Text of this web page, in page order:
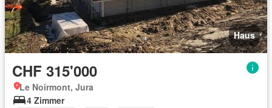
Haus
CHF 315'000
Le Noirmont, Jura
4 Zimmer